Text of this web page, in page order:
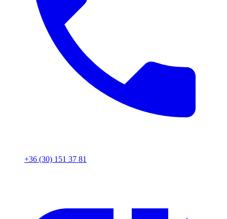
+36 (30) 151 37 81